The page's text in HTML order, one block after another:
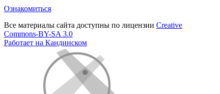
Ознакомиться
Все материалы сайта доступны по лицензии Creative
Commons-BY-SA 3.0
Работает на Кандинском